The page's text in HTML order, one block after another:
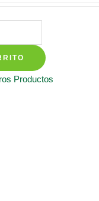
Productos